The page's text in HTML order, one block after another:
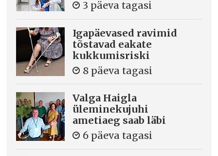
3 päeva tagasi
Igapäevased ravimid
tõstavad eakate
kukkumisriski
8 päeva tagasi
Valga Haigla
üleminekujuhi
ametiaeg saab läbi
6 päeva tagasi